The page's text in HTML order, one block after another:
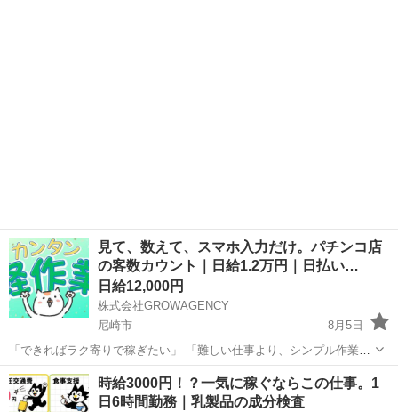
見て、数えて、スマホ入力だけ。パチンコ店
の客数カウント｜日給1.2万円｜日払い…
日給12,000円
株式会社GROWAGENCY
尼崎市
8月5日
「できればラク寄りで稼ぎたい」 「難しい仕事より、シンプル作業が
いい」 そんな方、かなり注目です。 パチンコ店の客数カウントスタッ
フ！ 【具体的には】 ・担当店舗を巡回 ・店内のお客様人数をカウン
ト ...
兵庫 尼崎市 パチンコ パチンコ店
時給3000円！？一気に稼ぐならこの仕事。1
日6時間勤務｜乳製品の成分検査